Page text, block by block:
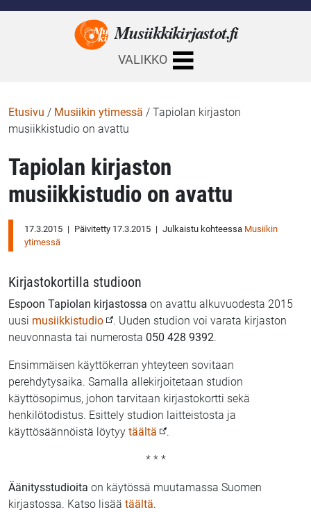
Musiikkikirjastot.fi
VALIKKO
Etusivu / Musiikin ytimessä / Tapiolan kirjaston
musiikkistudio on avattu
Tapiolan kirjaston
musiikkistudio on avattu
17.3.2015 | Päivitetty 17.3.2015 | Julkaistu kohteessa Musiikin
ytimessä
Kirjastokortilla studioon
Espoon Tapiolan kirjastossa on avattu alkuvuodesta 2015
uusi musiikkistudio
. Uuden studion voi varata kirjaston
neuvonnasta tai numerosta 050 428 9392.
Ensimmäisen käyttökerran yhteyteen sovitaan
perehdytysaika. Samalla allekirjoitetaan studion
käyttösopimus, johon tarvitaan kirjastokortti sekä
henkilötodistus. Esittely studion laitteistosta ja
käyttösäännöistä löytyy täältä .
* * *
Äänitysstudioita on käytössä muutamassa Suomen
kirjastossa. Katso lisää täältä.